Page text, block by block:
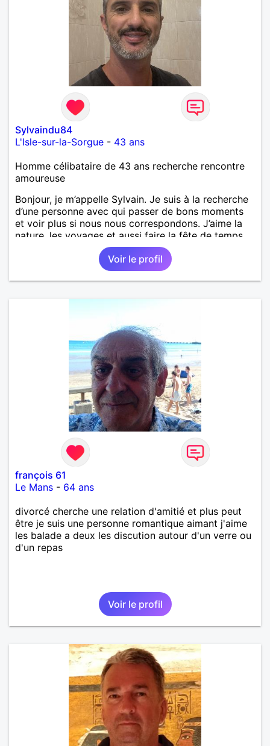
Sylvaindu84
L'Isle-sur-la-Sorgue - 43 ans
Homme célibataire de 43 ans recherche rencontre
amoureuse
Bonjour, je m’appelle Sylvain. Je suis à la recherche
d’une personne avec qui passer de bons moments
et voir plus si nous nous correspondons. J’aime la
nature, les voyages et aussi faire la fête de temps
en temps ;-)Je suis papa d’un petit garçon de 7 ans
dont je m’occupe en garde alternée. J’aime à peu
près tous les styles de musique. (Oui je suis pas
trop fan de Jul). Je fais du sport pour garder la
Voir le profil
françois 61
Le Mans - 64 ans
divorcé cherche une relation d'amitié et plus peut
être je suis une personne romantique aimant j'aime
les balade a deux les discution autour d'un verre ou
d'un repas
Voir le profil